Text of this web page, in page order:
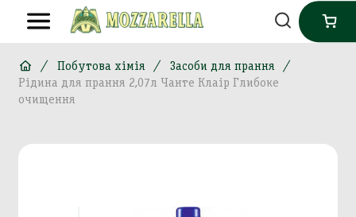
Побутова хімія
Засоби для прання
Рідина для прання 2,07л Чанте Клаір Глибоке
очищення